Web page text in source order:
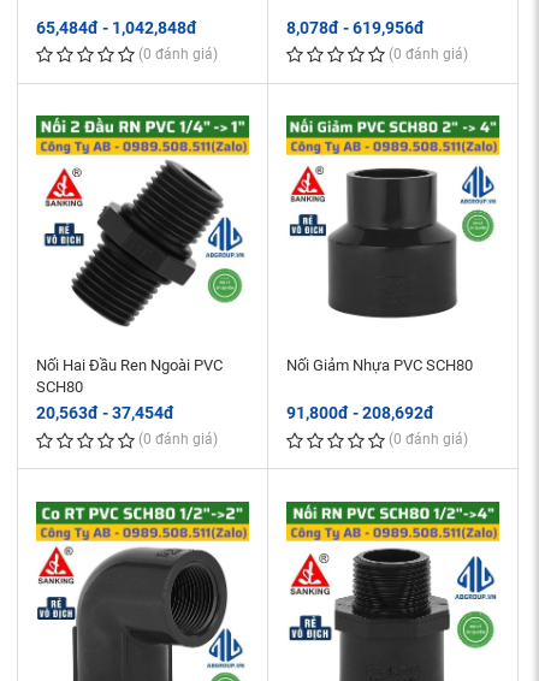
65,484đ - 1,042,848đ
(0 đánh giá)
8,078đ - 619,956đ
(0 đánh giá)
Nối Hai Đầu Ren Ngoài PVC
SCH80
20,563đ - 37,454đ
(0 đánh giá)
Nối Giảm Nhựa PVC SCH80
91,800đ - 208,692đ
(0 đánh giá)